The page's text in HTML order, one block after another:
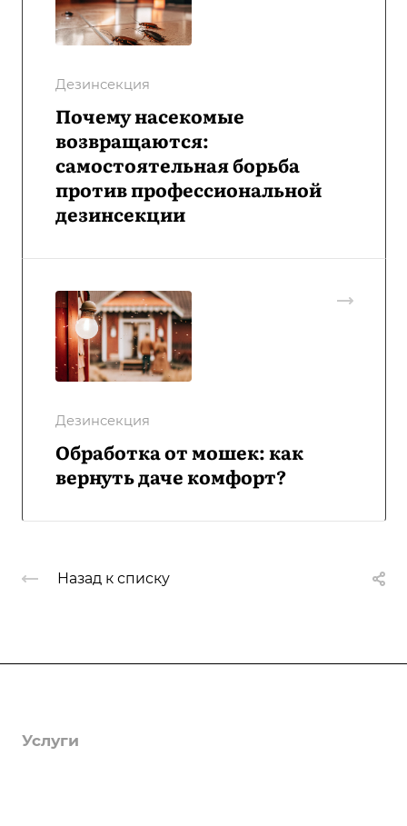
Дезинсекция
Почему насекомые
возвращаются:
самостоятельная борьба
против профессиональной
дезинсекции
Дезинсекция
Обработка от мошек: как
вернуть даче комфорт?
Назад к списку
О компании
Услуги